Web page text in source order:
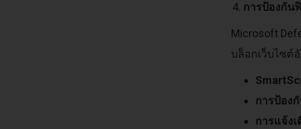
การป้องกัน
Microsoft
บล็อกเว็บไซต์
การป้อง
การแจ้ง